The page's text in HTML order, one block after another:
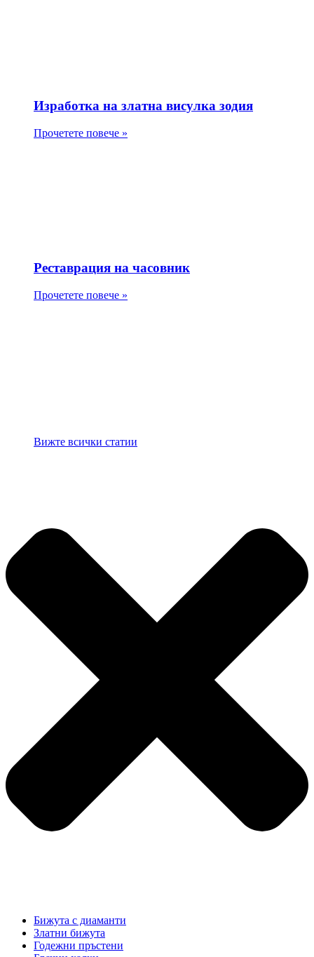
Изработка на златна висулка зодия
Прочетете повече »
Реставрация на часовник
Прочетете повече »
Вижте всички статии
Бижута с диаманти
Златни бижута
Годежни пръстени